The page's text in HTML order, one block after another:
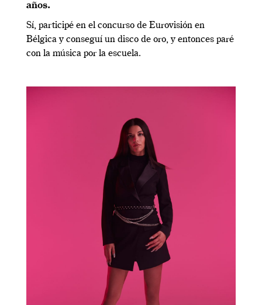
años.
Sí, participé en el concurso de Eurovisión en
Bélgica y conseguí un disco de oro, y entonces paré
con la música por la escuela.